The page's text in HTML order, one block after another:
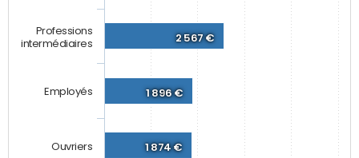
2 567 €
1 896 €
1 874 €
Professions
intermédiaires
Employés
Ouvriers